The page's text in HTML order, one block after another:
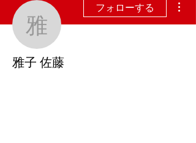
雅子 佐藤
フォローする
雅子 佐藤